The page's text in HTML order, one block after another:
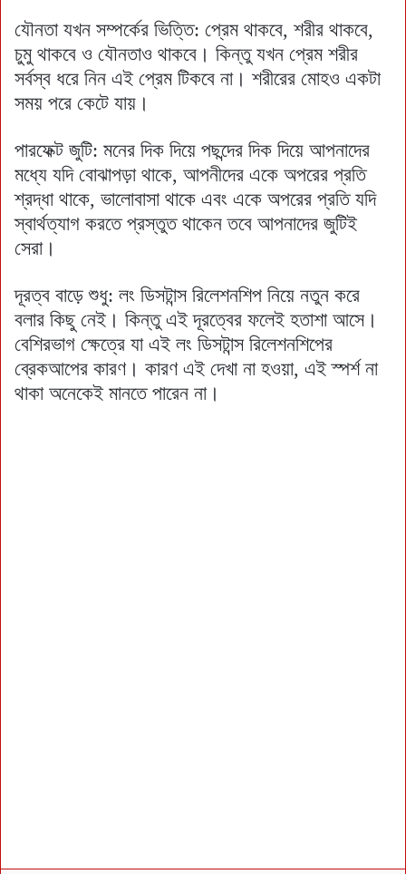
যৌনতা যখন সম্পর্কের ভিত্তি: প্রেম থাকবে, শরীর থাকবে,
চুমু থাকবে ও যৌনতাও থাকবে। কিন্তু যখন প্রেম শরীর
সর্বস্ব ধরে নিন এই প্রেম টিকবে না। শরীরের মোহও একটা
সময় পরে কেটে যায়।
পারফেক্ট জুটি: মনের দিক দিয়ে পছন্দের দিক দিয়ে আপনাদের
মধ্যে যদি বোঝাপড়া থাকে, আপনীদের একে অপরের প্রতি
শ্রদ্ধা থাকে, ভালোবাসা থাকে এবং একে অপরের প্রতি যদি
স্বার্থত্যাগ করতে প্রস্তুত থাকেন তবে আপনাদের জুটিই
সেরা।
দূরত্ব বাড়ে শুধু: লং ডিসটান্স রিলেশনশিপ নিয়ে নতুন করে
বলার কিছু নেই। কিন্তু এই দূরত্বের ফলেই হতাশা আসে।
বেশিরভাগ ক্ষেত্রে যা এই লং ডিসটান্স রিলেশনশিপের
ব্রেকআপের কারণ। কারণ এই দেখা না হওয়া, এই স্পর্শ না
থাকা অনেকেই মানতে পারেন না।